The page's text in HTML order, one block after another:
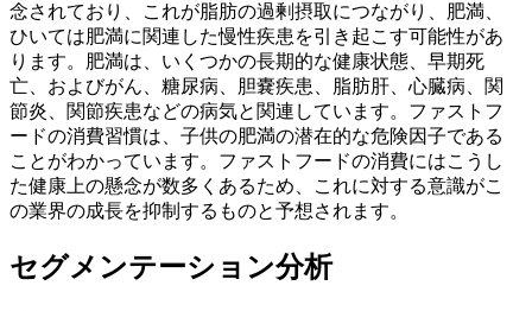
念されており、これが脂肪の過剰摂取につながり、肥満、
ひいては肥満に関連した慢性疾患を引き起こす可能性があ
ります。肥満は、いくつかの長期的な健康状態、早期死
亡、およびがん、糖尿病、胆嚢疾患、脂肪肝、心臓病、関
節炎、関節疾患などの病気と関連しています。ファストフ
ードの消費習慣は、子供の肥満の潜在的な危険因子である
ことがわかっています。ファストフードの消費にはこうし
た健康上の懸念が数多くあるため、これに対する意識がこ
の業界の成長を抑制するものと予想されます。
セグメンテーション分析